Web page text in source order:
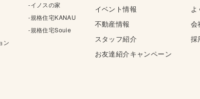
ン
-イノスの家
-規格住宅KANAU
-規格住宅Souie
イベント情報
不動産情報
スタッフ紹介
お友達紹介キャンペーン
会
採